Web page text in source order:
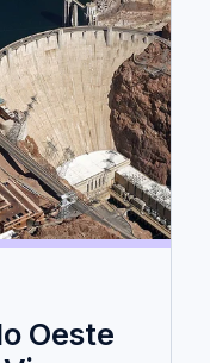
Oeste